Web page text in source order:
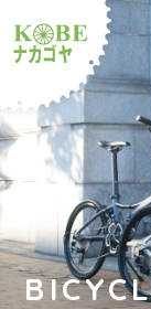
ルショ